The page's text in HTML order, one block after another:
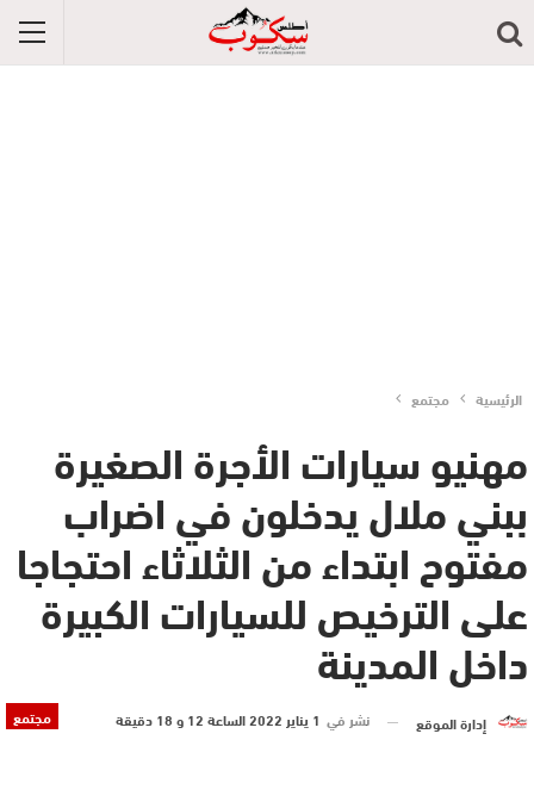
الرئيسية مجتمع
مهنيو سيارات الأجرة الصغيرة
ببني ملال يدخلون في اضراب
مفتوح ابتداء من الثلاثاء احتجاجا
على الترخيص للسيارات الكبيرة
داخل المدينة
مجتمع إدارة الموقع نشر في 1 يناير 2022 الساعة 12 و 18 دقيقة